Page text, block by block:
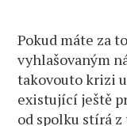
Pokud máte za
vyhlašovaným
takovouto krizi
existující ještě
od spolku stírá